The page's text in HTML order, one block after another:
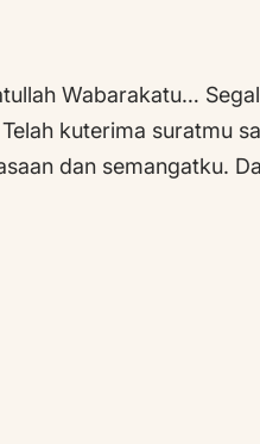
Wabarakatu…
kuterima suratmu
dan semangatku.